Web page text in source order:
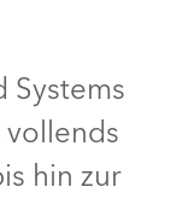
Frankreich
vollends
hin zur